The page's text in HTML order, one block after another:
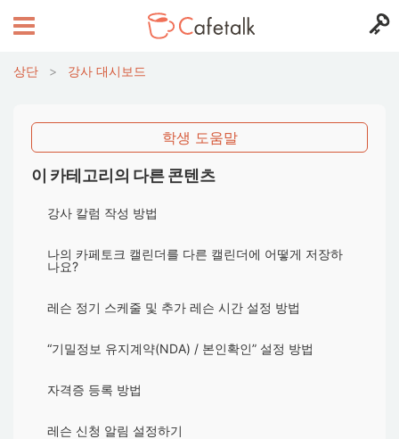
상단 > 강사 대시보드
학생 도움말
이 카테고리의 다른 콘텐츠
강사 칼럼 작성 방법
나의 카페토크 캘린더를 다른 캘린더에 어떻게 저장하
나요?
레슨 정기 스케줄 및 추가 레슨 시간 설정 방법
“기밀정보 유지계약(NDA) / 본인확인” 설정 방법
자격증 등록 방법
레슨 신청 알림 설정하기